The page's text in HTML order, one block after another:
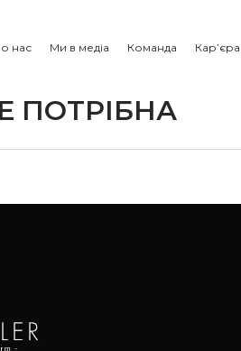
нас Ми в медіа Команда Кар’єра
ПОТРІБНА